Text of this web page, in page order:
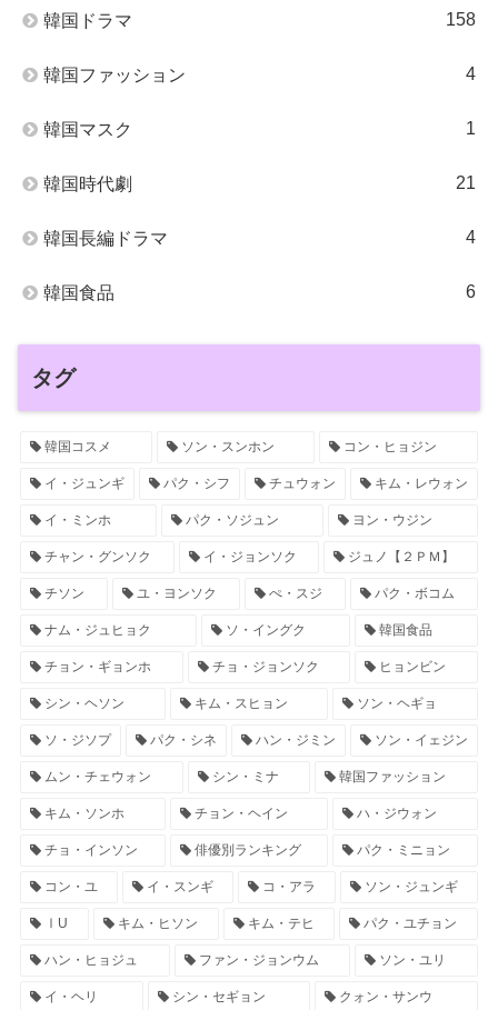
韓国ドラマ 158
韓国ファッション 4
韓国マスク 1
韓国時代劇 21
韓国長編ドラマ 4
韓国食品 6
タグ
韓国コスメ ソン・スンホン コン・ヒョジン
イ・ジュンギ パク・シフ チュウォン キム・レウォン
イ・ミンホ パク・ソジュン ヨン・ウジン
チャン・グンソク イ・ジョンソク ジュノ【２ＰＭ】
チソン ユ・ヨンソク ぺ・スジ パク・ボコム
ナム・ジュヒョク ソ・イングク 韓国食品
チョン・ギョンホ チョ・ジョンソク ヒョンビン
シン・ヘソン キム・スヒョン ソン・ヘギョ
ソ・ジソプ パク・シネ ハン・ジミン ソン・イェジン
ムン・チェウォン シン・ミナ 韓国ファッション
キム・ソンホ チョン・ヘイン ハ・ジウォン
チョ・インソン 俳優別ランキング パク・ミニョン
コン・ユ イ・スンギ コ・アラ ソン・ジュンギ
ⅠU キム・ヒソン キム・テヒ パク・ユチョン
ハン・ヒョジュ ファン・ジョンウム ソン・ユリ
イ・ヘリ シン・セギョン クォン・サンウ